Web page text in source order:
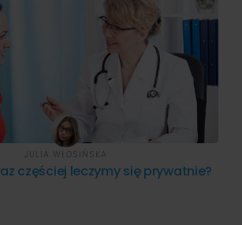
częściej leczymy się prywatnie?
JULIA WŁOSIŃSKA